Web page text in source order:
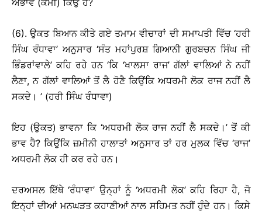
ਅਭਾਵ (ਕਮੀ) ਕਿਉਂ ਹੈ?
(6). ਉਕਤ ਬਿਆਨ ਕੀਤੇ ਗਏ ਤਮਾਮ ਵੀਚਾਰਾਂ ਦੀ ਸਮਾਪਤੀ ਵਿੱਚ ‘ਹਰੀ
ਸਿੰਘ ਰੰਧਾਵਾ’ ਅਨੁਸਾਰ ‘ਸੰਤ ਮਹਾਂਪੁਰਸ਼ ਗਿਆਨੀ ਗੁਰਬਚਨ ਸਿੰਘ ਜੀ
ਭਿੰਡਰਾਂਵਾਲੇ’ ਕਹਿ ਰਹੇ ਹਨ ‘ਕਿ ‘ਖਾਲਸਾ ਰਾਜ’ ਗੱਲਾਂ ਵਾਲਿਆਂ ਨੇ ਨਹੀਂ
ਲੈਣਾ, ਨ ਗੱਲਾਂ ਵਾਲਿਆਂ ਤੋਂ ਲੈ ਹੋਣੈ ਕਿਉਂਕਿ ਅਧਰਮੀ ਲੋਕ ਰਾਜ ਨਹੀਂ ਲੈ
ਸਕਦੇ। ’ (ਹਰੀ ਸਿੰਘ ਰੰਧਾਵਾ)
ਇਹ (ਉਕਤ) ਭਾਵਨਾ ਕਿ ‘ਅਧਰਮੀ ਲੋਕ ਰਾਜ ਨਹੀਂ ਲੈ ਸਕਦੇ।’ ਤੋਂ ਕੀ
ਭਾਵ ਹੈ? ਕਿਉਂਕਿ ਜ਼ਮੀਨੀ ਹਾਲਾਤਾਂ ਅਨੁਸਾਰ ਤਾਂ ਹਰ ਮੁਲਕ ਵਿੱਚ ‘ਰਾਜ’
ਅਧਰਮੀ ਲੋਕ ਹੀ ਕਰ ਰਹੇ ਹਨ।
ਦਰਅਸਲ ਇੱਥੇ ‘ਰੰਧਾਵਾ’ ਉਨ੍ਹਾਂ ਨੂੰ ‘ਅਧਰਮੀ ਲੋਕ’ ਕਹਿ ਰਿਹਾ ਹੈ, ਜੋ
ਇਨ੍ਹਾਂ ਦੀਆਂ ਮਨਘੜਤ ਕਹਾਣੀਆਂ ਨਾਲ ਸਹਿਮਤ ਨਹੀਂ ਹੁੰਦੇ ਹਨ। ਕਿਸੇ